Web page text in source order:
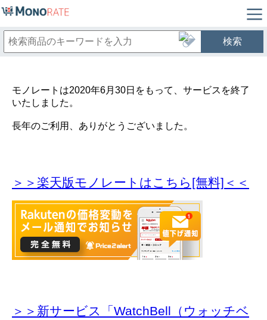
検索
モノレートは2020年6月30日をもって、サービスを終了
いたしました。
長年のご利用、ありがとうございました。
＞＞楽天版モノレートはこちら[無料]＜＜
＞＞新サービス「WatchBell（ウォッチベ